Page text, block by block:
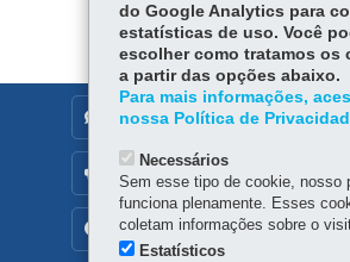
DENUNCIE CORRUPÇÃO
OUVIDORIA
TRANSPARÊNCIA INSTITUCIONAL
do Google Analytics para
estatísticas de uso. Você
escolher como tratamos os
a partir das opções abaixo.
Para mais informações,
nossa Política de
Necessários
Sem esse tipo de cookie, nosso
funciona plenamente. Esses
coletam informações sobre o
Estatísticos